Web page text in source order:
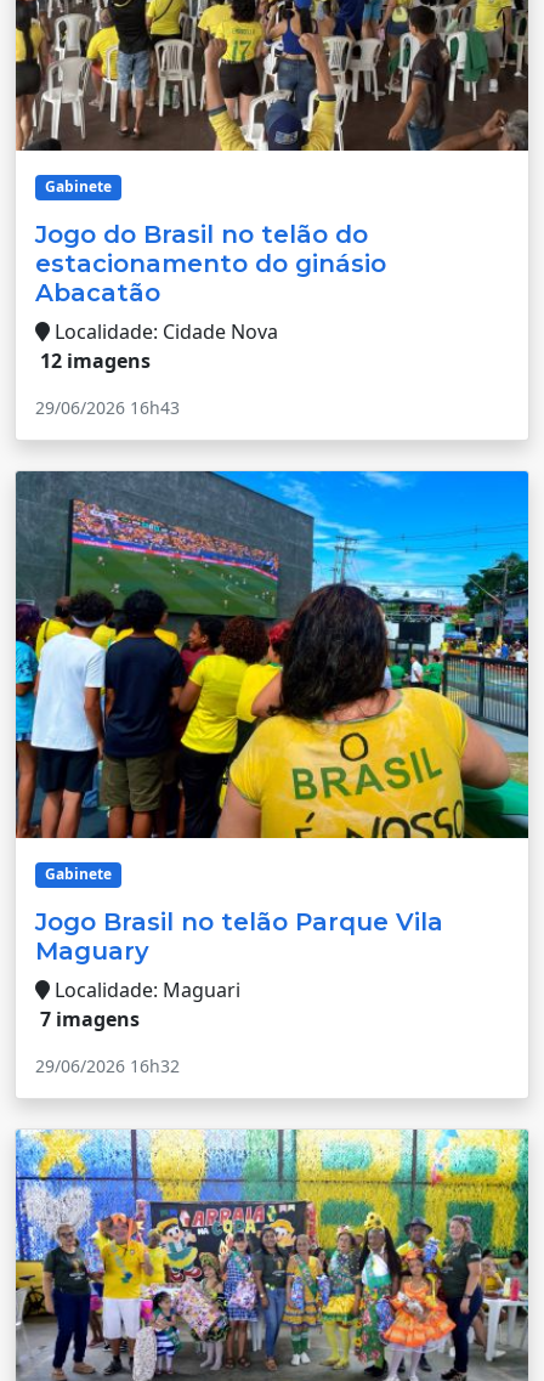
Gabinete
Jogo do Brasil no telão do
estacionamento do ginásio
Abacatão
Localidade: Cidade Nova
12 imagens
29/06/2026 16h43
Gabinete
Jogo Brasil no telão Parque Vila
Maguary
Localidade: Maguari
7 imagens
29/06/2026 16h32